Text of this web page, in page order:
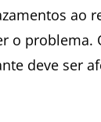
ao
o
deve ser